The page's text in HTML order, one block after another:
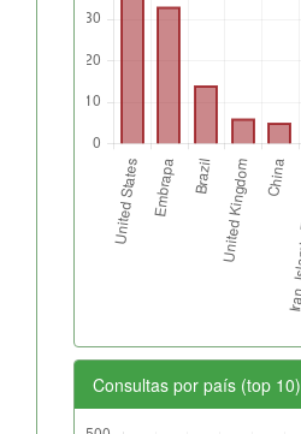
Consultas por país (top 10)